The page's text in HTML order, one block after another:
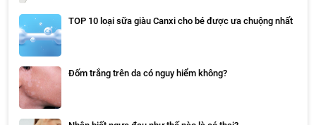
TOP 10 loại sữa giàu Canxi cho bé được ưa chuộng nhất
Đốm trắng trên da có nguy hiểm không?